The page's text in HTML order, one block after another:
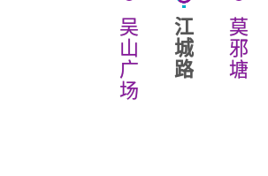
吴
山
广
场
江
城
路
莫
邪
塘